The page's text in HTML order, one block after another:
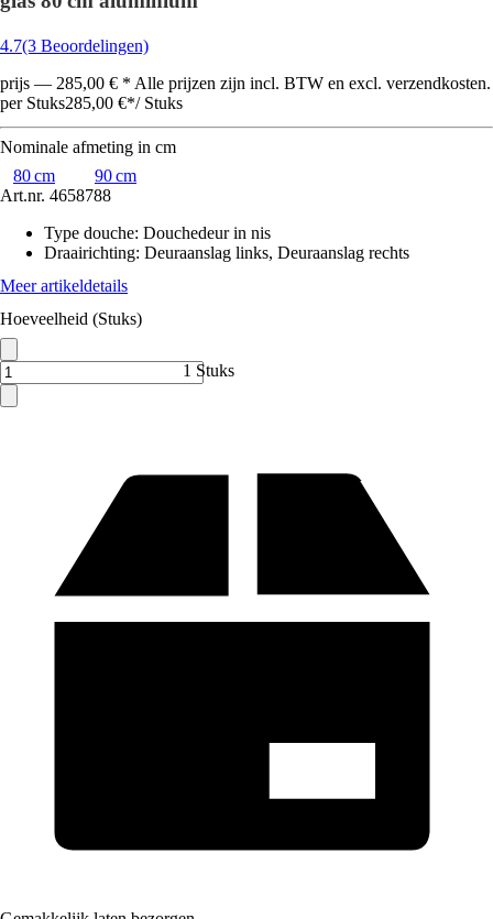
4.7(3 Beoordelingen)
prijs — 285,00 € * Alle prijzen zijn incl. BTW en excl. verzendkosten.
per Stuks285,00 €*/ Stuks
Nominale afmeting in cm
80 cm
90 cm
Art.nr. 4658788
Type douche: Douchedeur in nis
Draairichting: Deuraanslag links, Deuraanslag rechts
Meer artikeldetails
Hoeveelheid (Stuks)
1 Stuks